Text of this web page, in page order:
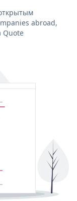
abroad,
Quote